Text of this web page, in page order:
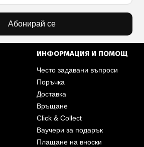
Абонирай се
ИНФОРМАЦИЯ И ПОМОЩ
Често задавани въпроси
Поръчка
Доставка
Връщане
Click & Collect
Ваучери за подарък
Плащане на вноски